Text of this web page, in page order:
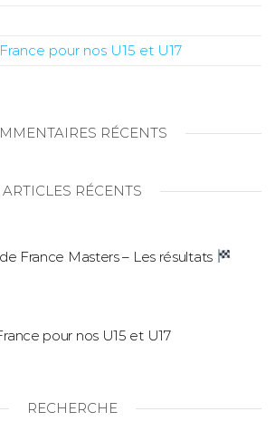
pour nos U15 et U17
RÉCENTS
ARTICLES RÉCENTS
France Masters – Les résultats
pour nos U15 et U17
RECHERCHE